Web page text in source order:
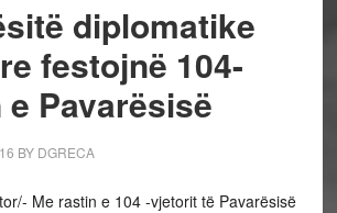
diplomatike
festojnë 104-
Pavarësisë
BY DGRECA
Me rastin e 104 -vjetorit të Pavarësisë